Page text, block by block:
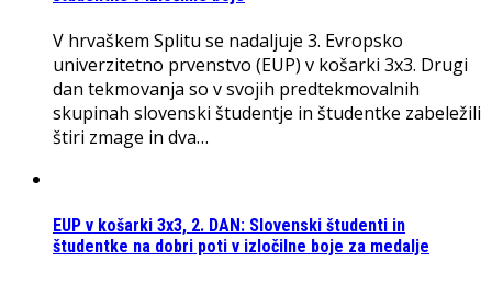
V hrvaškem Splitu se nadaljuje 3. Evropsko
univerzitetno prvenstvo (EUP) v košarki 3x3. Drugi
dan tekmovanja so v svojih predtekmovalnih
skupinah slovenski študentje in študentke zabeležili
štiri zmage in dva…
EUP v košarki 3x3, 2. DAN: Slovenski študenti in
študentke na dobri poti v izločilne boje za medalje